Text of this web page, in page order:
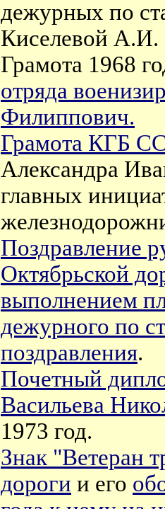
дежурных по
Киселевой А.И.
Грамота 1968
отряда
Филиппович.
Грамота КГБ
Александра
главных
Поздравление
Октябрьской
выполнением
дежурного по
поздравления.
Почетный
Васильева
1973 год.
Знак "Ветеран
дороги и его